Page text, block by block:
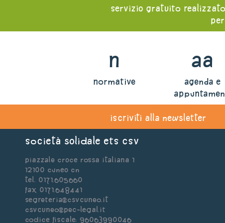
servizio gratuito
n
normative
aa
agenda e
iscriviti alla newsletter
Società Solidale ets CSV
Piazzale Croce Rossa Italiana 1
12100 Cuneo CN
Tel. 0171.605660
Fax 0171.648441
segreteria@csvcuneo.it
csvcuneo@pec-legal.it
Codice Fiscale: 96063990046